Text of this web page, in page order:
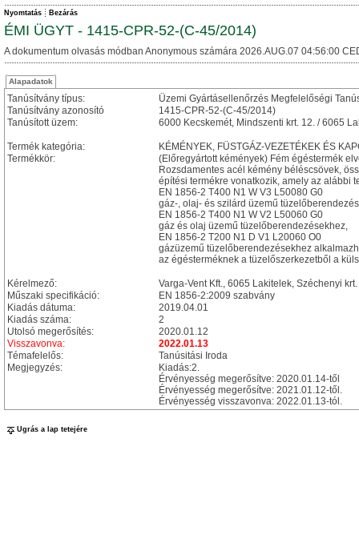
Nyomtatás Bezárás
ÉMI ÜGYT - 1415-CPR-52-(C-45/2014)
A dokumentum olvasás módban Anonymous számára 2026.AUG.07 04:56:00
Alapadatok
Tanúsítvány típus:
Üzemi Gyártásellenőrzés Megfelelőségi
Tanúsítvány azonosító
1415-CPR-52-(C-45/2014)
Tanúsított üzem:
6000 Kecskemét, Mindszenti krt. 12. / 6065
Termék kategória:
KÉMÉNYEK, FÜSTGÁZ-VEZETÉKEK ÉS
Termékkör:
(Előregyártott kémények) Fém égéstermék
Rozsdamentes acél kémény béléscsövek,
építési termékre vonatkozik, amely az alábbi
EN 1856-2 T400 N1 W V3 L50080 G0
gáz-, olaj- és szilárd üzemű
EN 1856-2 T400 N1 W V2 L50060 G0
gáz és olaj üzemű tüzelőberendezésekhez,
EN 1856-2 T200 N1 D V1 L20060 O0
gázüzemű tüzelőberendezésekhez
az égésterméknek a tüzelőszerkezetből a
Kérelmező:
Varga-Vent Kft., 6065 Lakitelek, Széchenyi
Műszaki specifikáció:
EN 1856-2:2009 szabvány
Kiadás dátuma:
2019.04.01
Kiadás száma:
2
Utolsó megerősítés:
2020.01.12
Visszavonva:
2022.01.13
Témafelelős:
Tanúsitási Iroda
Megjegyzés:
Kiadás:2.
Érvényesség megerősítve: 2020.01.14-től
Érvényesség megerősítve: 2021.01.12-től.
Érvényesség visszavonva: 2022.01.13-tól.
Ugrás a lap tetejére